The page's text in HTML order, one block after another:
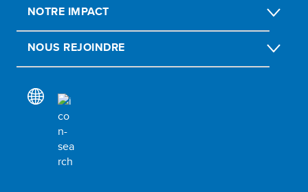
NOTRE IMPACT
NOUS REJOINDRE